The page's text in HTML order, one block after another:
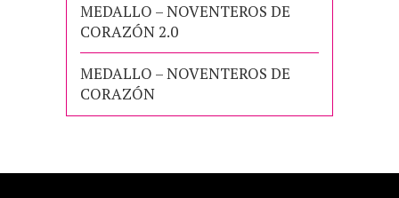
MEDALLO – NOVENTEROS DE
CORAZÓN 2.0
MEDALLO – NOVENTEROS DE
CORAZÓN